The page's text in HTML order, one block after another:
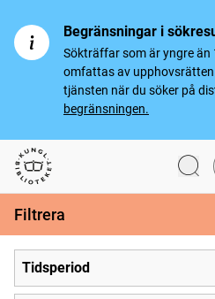
Begränsningar i
Sökträffar som är yngre än
omfattas av upphovsrätten
tjänsten när du söker på
begränsningen.
Svenska tidningar
Filtrera
Tidsperiod